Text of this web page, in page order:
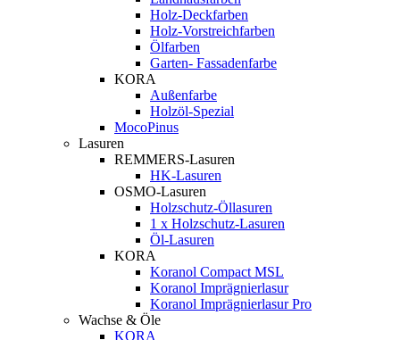
Holz-Deckfarben
Holz-Vorstreichfarben
Ölfarben
Garten- Fassadenfarbe
KORA
Außenfarbe
Holzöl-Spezial
MocoPinus
Lasuren
REMMERS-Lasuren
HK-Lasuren
OSMO-Lasuren
Holzschutz-Öllasuren
1 x Holzschutz-Lasuren
Öl-Lasuren
KORA
Koranol Compact MSL
Koranol Imprägnierlasur
Koranol Imprägnierlasur Pro
Wachse & Öle
KORA